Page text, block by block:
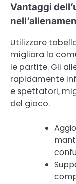
Vantaggi
Utilizzare
migliora la
le partite. Gli
rapidamente
e spettatori,
del gioco.